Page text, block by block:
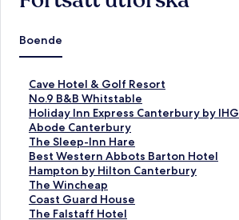
Boende
Cave Hotel & Golf Resort
L
ä
n
k
t
i
l
l
s
i
No.9 B&B Whitstable
L
ä
n
k
t
i
l
l
s
Holiday Inn Express Canterbury by IHG
L
ä
n
k
t
i
l
l
Abode Canterbury
L
ä
n
k
t
i
l
The Sleep-Inn Hare
L
ä
n
k
t
i
Best Western Abbots Barton Hotel
L
ä
n
k
t
Hampton by Hilton Canterbury
L
ä
n
k
The Wincheap
L
ä
n
Coast Guard House
L
ä
The Falstaff Hotel
L